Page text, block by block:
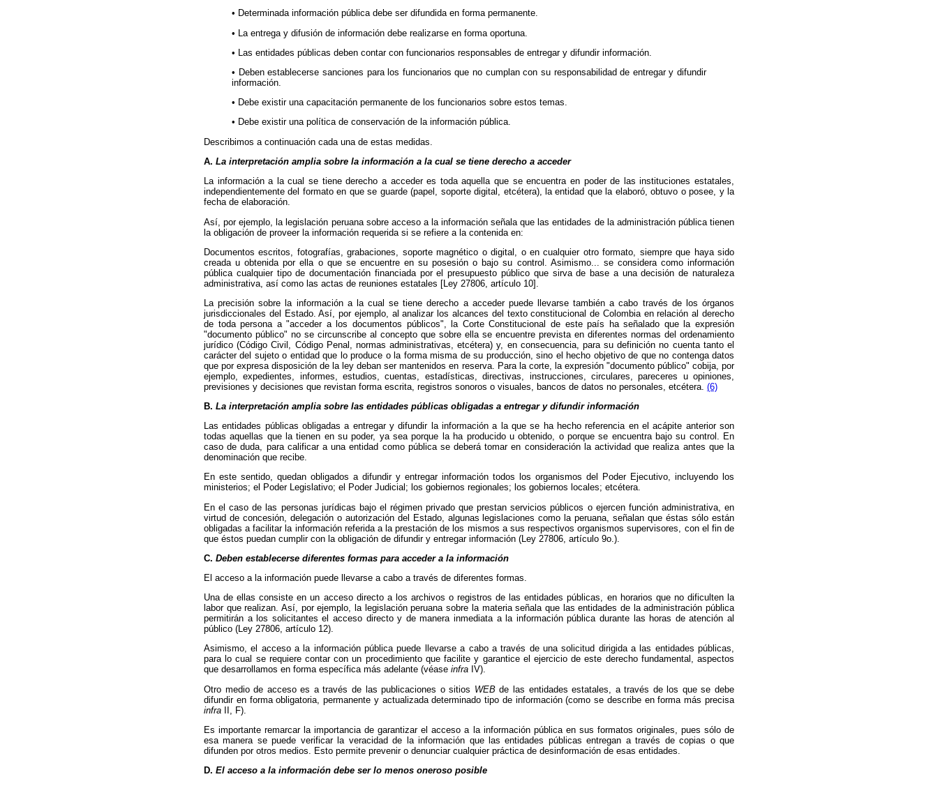
• Determinada información pública debe ser difundida en forma permanente.
• La entrega y difusión de información debe realizarse en forma oportuna.
• Las entidades públicas deben contar con funcionarios responsables de entregar y difundir información.
• Deben establecerse sanciones para los funcionarios que no cumplan con su responsabilidad de entregar y difundir
información.
• Debe existir una capacitación permanente de los funcionarios sobre estos temas.
• Debe existir una política de conservación de la información pública.
Describimos a continuación cada una de estas medidas.
A. La interpretación amplia sobre la información a la cual se tiene derecho a acceder
La información a la cual se tiene derecho a acceder es toda aquella que se encuentra en poder de las instituciones estatales,
independientemente del formato en que se guarde (papel, soporte digital, etcétera), la entidad que la elaboró, obtuvo o posee, y la
fecha de elaboración.
Así, por ejemplo, la legislación peruana sobre acceso a la información señala que las entidades de la administración pública tienen
la obligación de proveer la información requerida si se refiere a la contenida en:
Documentos escritos, fotografías, grabaciones, soporte magnético o digital, o en cualquier otro formato, siempre que haya sido
creada u obtenida por ella o que se encuentre en su posesión o bajo su control. Asimismo... se considera como información
pública cualquier tipo de documentación financiada por el presupuesto público que sirva de base a una decisión de naturaleza
administrativa, así como las actas de reuniones estatales [Ley 27806, artículo 10].
La precisión sobre la información a la cual se tiene derecho a acceder puede llevarse también a cabo través de los órganos
jurisdiccionales del Estado. Así, por ejemplo, al analizar los alcances del texto constitucional de Colombia en relación al derecho
de toda persona a "acceder a los documentos públicos", la Corte Constitucional de este país ha señalado que la expresión
"documento público" no se circunscribe al concepto que sobre ella se encuentre prevista en diferentes normas del ordenamiento
jurídico (Código Civil, Código Penal, normas administrativas, etcétera) y, en consecuencia, para su definición no cuenta tanto el
carácter del sujeto o entidad que lo produce o la forma misma de su producción, sino el hecho objetivo de que no contenga datos
que por expresa disposición de la ley deban ser mantenidos en reserva. Para la corte, la expresión "documento público" cobija, por
ejemplo, expedientes, informes, estudios, cuentas, estadísticas, directivas, instrucciones, circulares, pareceres u opiniones,
previsiones y decisiones que revistan forma escrita, registros sonoros o visuales, bancos de datos no personales, etcétera. (6)
B. La interpretación amplia sobre las entidades públicas obligadas a entregar y difundir información
Las entidades públicas obligadas a entregar y difundir la información a la que se ha hecho referencia en el acápite anterior son
todas aquellas que la tienen en su poder, ya sea porque la ha producido u obtenido, o porque se encuentra bajo su control. En
caso de duda, para calificar a una entidad como pública se deberá tomar en consideración la actividad que realiza antes que la
denominación que recibe.
En este sentido, quedan obligados a difundir y entregar información todos los organismos del Poder Ejecutivo, incluyendo los
ministerios; el Poder Legislativo; el Poder Judicial; los gobiernos regionales; los gobiernos locales; etcétera.
En el caso de las personas jurídicas bajo el régimen privado que prestan servicios públicos o ejercen función administrativa, en
virtud de concesión, delegación o autorización del Estado, algunas legislaciones como la peruana, señalan que éstas sólo están
obligadas a facilitar la información referida a la prestación de los mismos a sus respectivos organismos supervisores, con el fin de
que éstos puedan cumplir con la obligación de difundir y entregar información (Ley 27806, artículo 9o.).
C. Deben establecerse diferentes formas para acceder a la información
El acceso a la información puede llevarse a cabo a través de diferentes formas.
Una de ellas consiste en un acceso directo a los archivos o registros de las entidades públicas, en horarios que no dificulten la
labor que realizan. Así, por ejemplo, la legislación peruana sobre la materia señala que las entidades de la administración pública
permitirán a los solicitantes el acceso directo y de manera inmediata a la información pública durante las horas de atención al
público (Ley 27806, artículo 12).
Asimismo, el acceso a la información pública puede llevarse a cabo a través de una solicitud dirigida a las entidades públicas,
para lo cual se requiere contar con un procedimiento que facilite y garantice el ejercicio de este derecho fundamental, aspectos
que desarrollamos en forma específica más adelante (véase infra IV).
Otro medio de acceso es a través de las publicaciones o sitios WEBde las entidades estatales, a través de los que se debe
difundir en forma obligatoria, permanente y actualizada determinado tipo de información (como se describe en forma más precisa
infra II, F).
Es importante remarcar la importancia de garantizar el acceso a la información pública en sus formatos originales, pues sólo de
esa manera se puede verificar la veracidad de la información que las entidades públicas entregan a través de copias o que
difunden por otros medios. Esto permite prevenir o denunciar cualquier práctica de desinformación de esas entidades.
D. El acceso a la información debe ser lo menos oneroso posible